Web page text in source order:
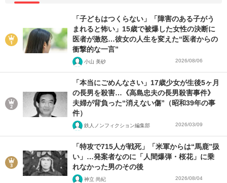
「子どもはつくらない」「障害のある子がう
まれると怖い」15歳で被爆した女性の決断に
医者が激怒…彼女の人生を変えた“医者からの
衝撃的な一言”
小山 美砂 2026/08/06
「本当にごめんなさい」17歳少女が生後5ヶ月
の長男を殺害…《高島忠夫の長男殺害事件》
夫婦が背負った“消えない傷”（昭和39年の事
件）
鉄人ノンフィクション編集部 2026/03/09
「特攻で715人が戦死」「米軍からは“馬鹿”扱
い」…発案者なのに「人間爆弾・桜花」に乗
れなかった男のその後
神立 尚紀 2026/08/04